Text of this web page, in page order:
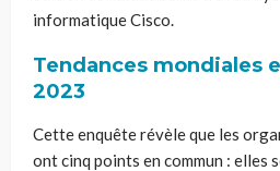
informatique Cisco.
Tendances mondiales
2023
Cette enquête révèle que les
ont cinq points en commun : elles